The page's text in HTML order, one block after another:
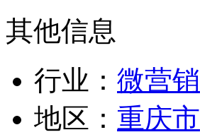
其他信息
行业： 微营销
地区： 重庆市